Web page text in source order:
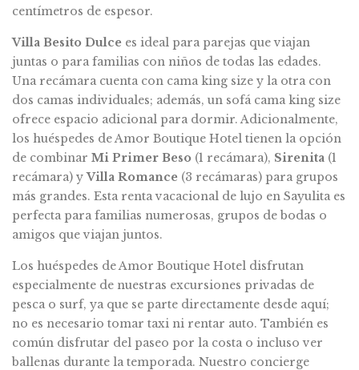
centímetros de espesor.
Villa Besito Dulce es ideal para parejas que viajan
juntas o para familias con niños de todas las edades.
Una recámara cuenta con cama king size y la otra con
dos camas individuales; además, un sofá cama king size
ofrece espacio adicional para dormir. Adicionalmente,
los huéspedes de Amor Boutique Hotel tienen la opción
de combinar Mi Primer Beso (1 recámara), Sirenita (1
recámara) yVilla Romance (3 recámaras) para grupos
más grandes. Esta renta vacacional de lujo en Sayulita es
perfecta para familias numerosas, grupos de bodas o
amigos que viajan juntos.
Los huéspedes de Amor Boutique Hotel disfrutan
especialmente de nuestras excursiones privadas de
pesca o surf, ya que se parte directamente desde aquí;
no es necesario tomar taxi ni rentar auto. También es
común disfrutar del paseo por la costa o incluso ver
ballenas durante la temporada. Nuestro concierge